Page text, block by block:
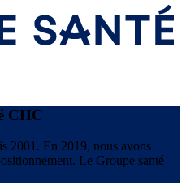
CHC
2001. En 2019, nous avons
Le Groupe santé